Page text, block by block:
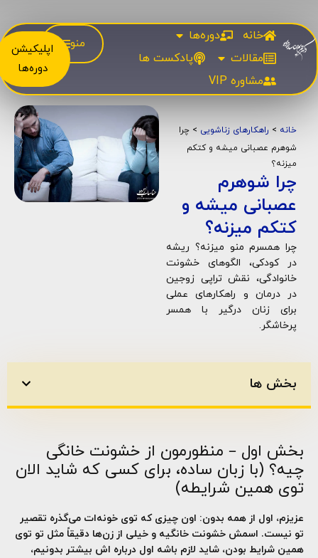
خانه
دوره‌ها
مقالات
پادکست ها
مشاوره‌ VIP
منو
اپلیکیشن
دوره‌ها
خانه > راهکارهای زناشویی > چرا
شوهرم عصبانی میشه و کتکم
میزنه؟
چرا شوهرم
عصبانی میشه و
کتکم میزنه؟
چرا همسرم منو میزنه؟ ریشه
در کودکی، الگوهای خشونت
خانوادگی، نقش تراپی زوجین
در درمان و راهکارهای عملی
برای زنان درگیر با همسر
پرخاشگر.
بخش ها
بخش اول – منظورمون از خشونت خانگی
چیه؟ (با زبان ساده، برای کسی که شاید الان
توی همین شرایطه)
عزیزم، اول از همه بدون: اون چیزی که توی خونه‌ات می‌گذره تقصیر
تو نیست. اسمش خشونت خانگیه و خیلی از زن‌ها دقیقاً مثل تو توی
همین شرایط بودن، شاید لازم باشه اول درباره اش بیشتر بدونیم،